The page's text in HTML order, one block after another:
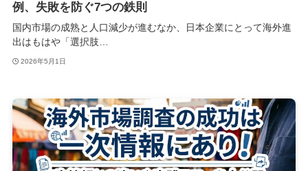
例、失敗を防ぐ7つの鉄則
国内市場の成熟と人口減少が進むなか、日本企業にとって海外進
出はもはや「選択肢…
2026年5月1日